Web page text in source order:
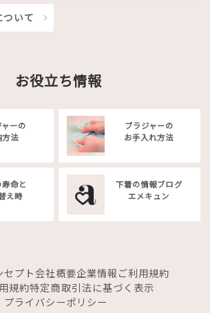
いて
お役立ち情報
ーの
方法
ブラジャーの
お手入れ方法
命と
え時
下着の情報ブログ
エメキュン
セプト会社概要企業情報 ご利用規約
規約特定商取引法に基づく表示
プライバシーポリシー